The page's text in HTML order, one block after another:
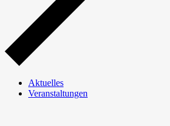
Aktuelles
Veranstaltungen